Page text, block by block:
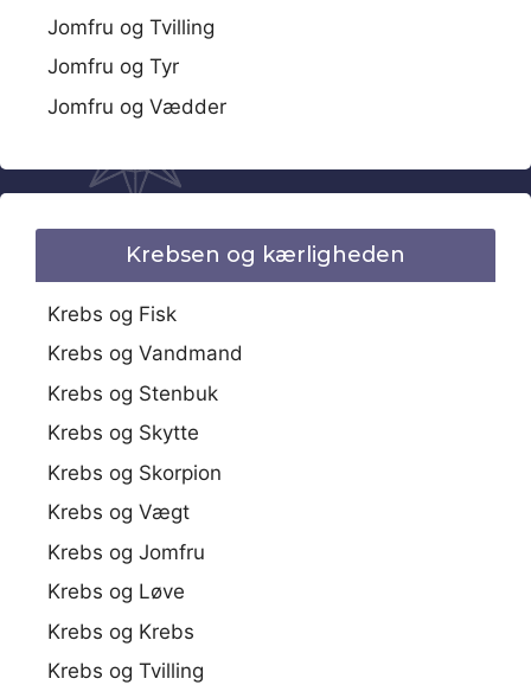
Jomfru og Tvilling
Jomfru og Tyr
Jomfru og Vædder
Krebsen og kærligheden
Krebs og Fisk
Krebs og Vandmand
Krebs og Stenbuk
Krebs og Skytte
Krebs og Skorpion
Krebs og Vægt
Krebs og Jomfru
Krebs og Løve
Krebs og Krebs
Krebs og Tvilling